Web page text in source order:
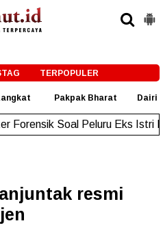
TERPOPULER
Pakpak Bharat Dairi
Peluru Eks Istri Polisi di Medan
resmi